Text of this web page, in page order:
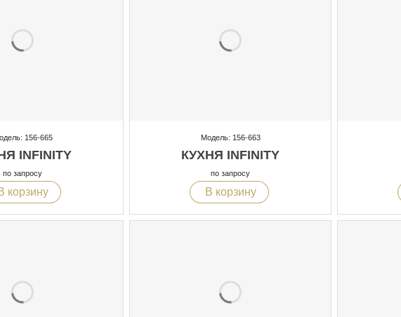
156-665
INFINITY
по запросу
корзину
Модель: 156-663
КУХНЯ INFINITY
по запросу
В корзину